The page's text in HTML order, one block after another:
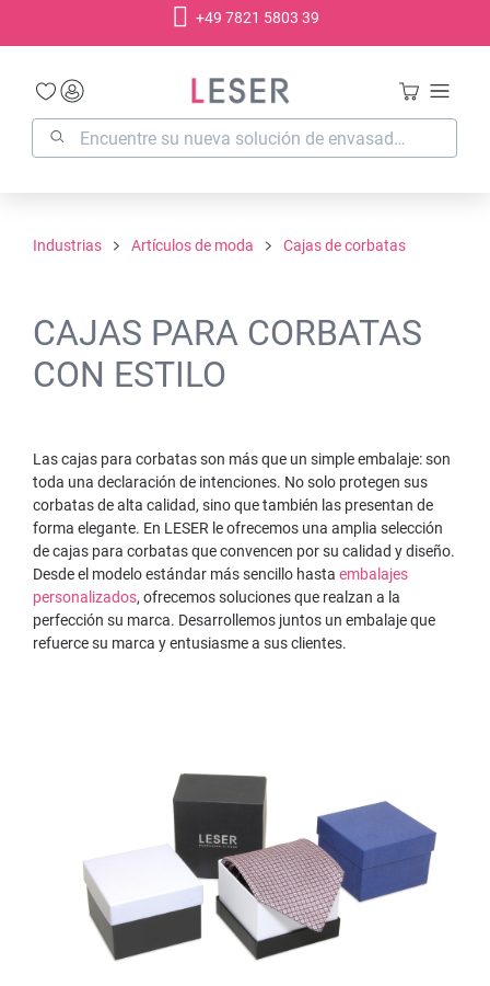
+49 7821 5803 39
Industrias Artículos de moda Cajas de corbatas
CAJAS PARA CORBATAS
CON ESTILO
Las cajas para corbatas son más que un simple embalaje: son
toda una declaración de intenciones. No solo protegen sus
corbatas de alta calidad, sino que también las presentan de
forma elegante. En LESER le ofrecemos una amplia selección
de cajas para corbatas que convencen por su calidad y diseño.
Desde el modelo estándar más sencillo hasta embalajes
personalizados, ofrecemos soluciones que realzan a la
perfección su marca. Desarrollemos juntos un embalaje que
refuerce su marca y entusiasme a sus clientes.